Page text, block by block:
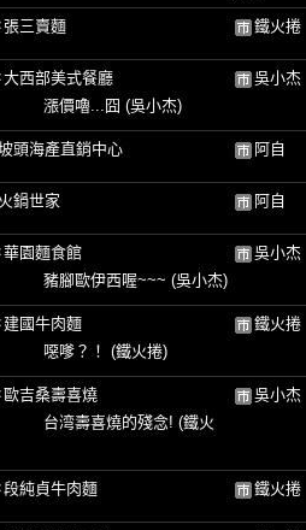
張三賣麵 鐵火捲
大西部美式餐廳
漲價嚕...囧 (吳小杰)
吳小杰
頭海產直銷中心 阿自
鍋世家 阿自
華園麵食館
豬腳歐伊西喔~~~ (吳小杰)
吳小杰
建國牛肉麵
噁嗲？！ (鐵火捲)
鐵火捲
歐吉桑壽喜燒
台湾壽喜燒的殘念! (鐵火
吳小杰
段純貞牛肉麵 鐵火捲